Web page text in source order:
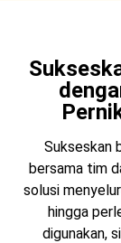
Sukseskan
bersama tim
solusi
hingga
digunakan,